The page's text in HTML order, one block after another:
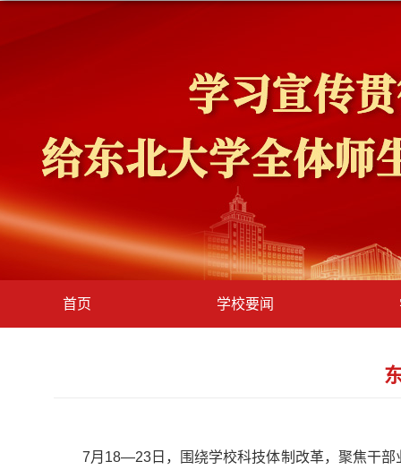
首页 学校要闻
7月18—23日，围绕学校科技体制改革，聚焦干部